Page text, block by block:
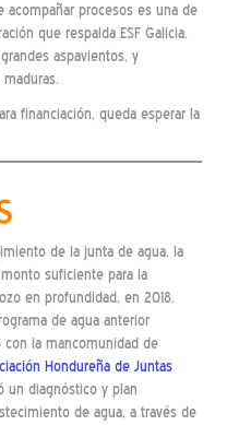
acompañar procesos es una de
que respalda ESF Galicia.
aspavientos, y
financiación, queda esperar la
de la junta de agua, la
suficiente para la
en profundidad, en 2018.
de agua anterior
con la mancomunidad de
Hondureña de Juntas
un diagnóstico y plan
de agua, a través de